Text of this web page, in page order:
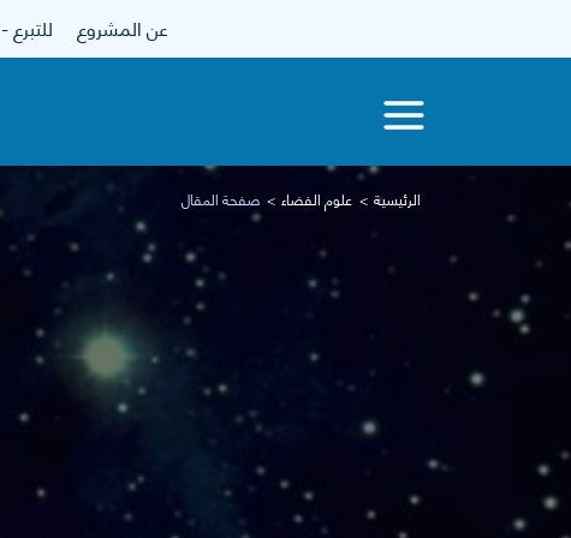
عن المشروع للتبرع - donate
الرئيسية علوم الفضاء صفحة المقال